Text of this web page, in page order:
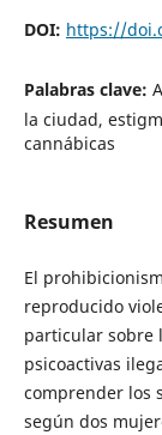
DOI: https://
Palabras clave:
la ciudad,
cannábicas
Resumen
El
reproducido
particular sobre
psicoactivas
comprender los
según dos